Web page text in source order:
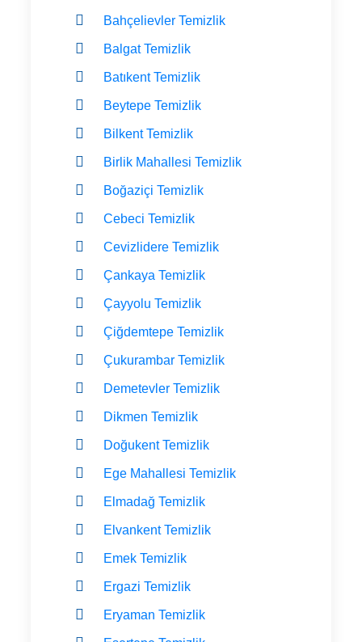
Bahçelievler Temizlik
Balgat Temizlik
Batıkent Temizlik
Beytepe Temizlik
Bilkent Temizlik
Birlik Mahallesi Temizlik
Boğaziçi Temizlik
Cebeci Temizlik
Cevizlidere Temizlik
Çankaya Temizlik
Çayyolu Temizlik
Çiğdemtepe Temizlik
Çukurambar Temizlik
Demetevler Temizlik
Dikmen Temizlik
Doğukent Temizlik
Ege Mahallesi Temizlik
Elmadağ Temizlik
Elvankent Temizlik
Emek Temizlik
Ergazi Temizlik
Eryaman Temizlik